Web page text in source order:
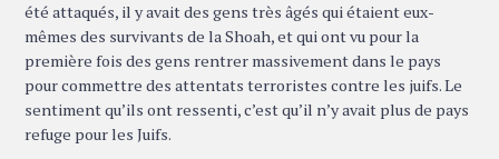
été attaqués, il y avait des gens très âgés qui étaient eux-
mêmes des survivants de la Shoah, et qui ont vu pour la
première fois des gens rentrer massivement dans le pays
pour commettre des attentats terroristes contre les juifs. Le
sentiment qu’ils ont ressenti, c’est qu’il n’y avait plus de pays
refuge pour les Juifs.